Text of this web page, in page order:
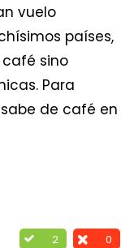
vuelo
países,
sino
Para
de café en
2 0